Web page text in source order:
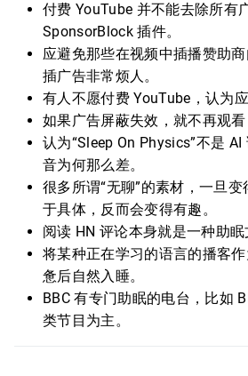
付费 YouTube 并不能去除所有
SponsorBlock 插件。
应避免那些在视频中插播赞助
插广告非常烦人。
有人不愿付费 YouTube，认为
如果广告屏蔽失效，就不再观看
认为“Sleep On Physics”不是
音为何那么差。
很多所谓“无聊”的素材，一旦
于具体，反而会变得有趣。
阅读 HN 评论本身就是一种助眠
将某种正在学习的语言的播客
惫后自然入睡。
BBC 有专门助眠的电台，比如
类节目为主。